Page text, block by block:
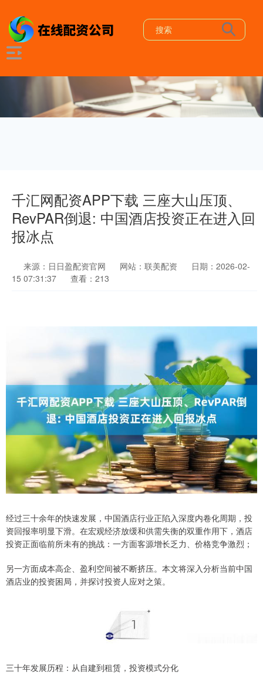
千汇网配资APP下载 三座大山压顶、
RevPAR倒退: 中国酒店投资正在进入回
报冰点
来源：日日盈配资官网 网站：联美配资
日期：2026-02-
15 07:31:37
查看：213
经过三十余年的快速发展，中国酒店行业正陷入深度内卷化周期，投
资回报率明显下滑。在宏观经济放缓和供需失衡的双重作用下，酒店
投资正面临前所未有的挑战：一方面客源增长乏力、价格竞争激烈；
另一方面成本高企、盈利空间被不断挤压。本文将深入分析当前中国
酒店业的投资困局，并探讨投资人应对之策。
三十年发展历程：从自建到租赁，投资模式分化